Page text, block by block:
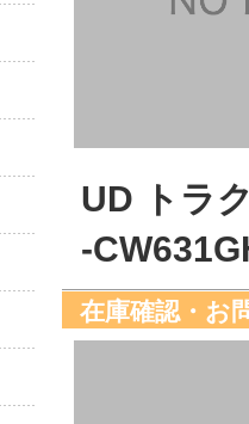
UD トラ
-
在庫確認・お